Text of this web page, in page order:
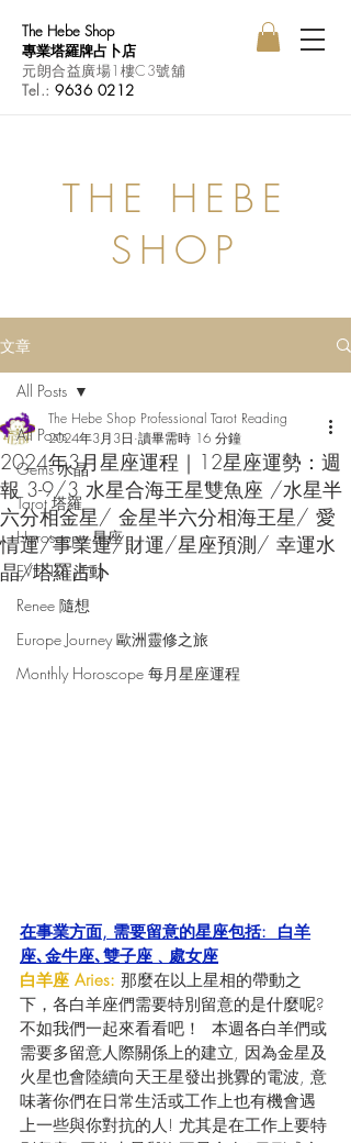
The Hebe Shop
專業塔羅牌占卜店
元朗合益廣場1樓C3號舖
Tel.:9636 0212
THE HEBE
SHOP
文章
All Posts
Gems 水晶
Tarot 塔羅
Horoscope 星座
EVENTS 活動
Renee 隨想
Europe Journey 歐洲靈修之旅
Monthly Horoscope 每月星座運程
All Posts
2024年3月星座運程｜12星座運勢：週
報 3-9/3 水星合海王星雙魚座 /水星半
六分相金星/ 金星半六分相海王星/ 愛
情運/事業運/財運/星座預測/ 幸運水
晶/塔羅占卜
The Hebe Shop Professional Tarot Reading
2024年3月3日 讀畢需時 16 分鐘
在事業方面, 需要留意的星座包括:  白羊
座､金牛座､雙子座﹑處女座
白羊座 Aries: 那麼在以上星相的帶動之
下，各白羊座們需要特別留意的是什麼呢?
不如我們一起來看看吧！  本週各白羊們或
需要多留意人際關係上的建立, 因為金星及
火星也會陸續向天王星發出挑釁的電波, 意
味著你們在日常生活或工作上也有機會遇
上一些與你對抗的人! 尤其是在工作上要特